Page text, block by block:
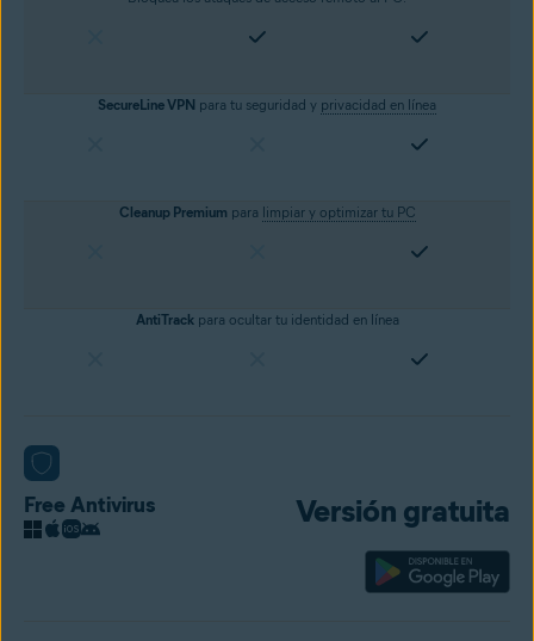
SecureLine VPN para tu seguridad y privacidad en línea
Cleanup Premium para limpiar y optimizar tu PC
AntiTrackpara ocultar tu identidad en línea
Free Antivirus Versión gratuita